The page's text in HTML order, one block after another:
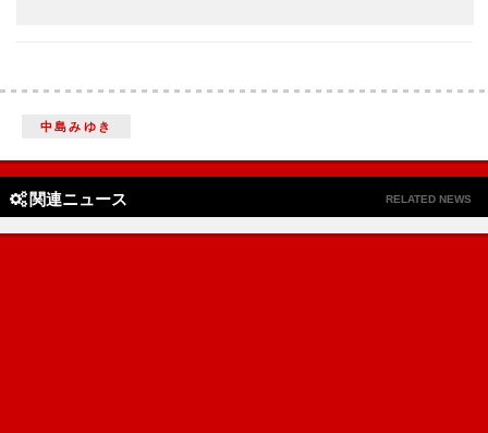
中島みゆき
関連ニュース RELATED NEWS